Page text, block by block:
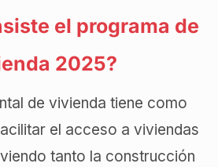
el programa de
2025?
de vivienda tiene como
el acceso a viviendas
tanto la construcción